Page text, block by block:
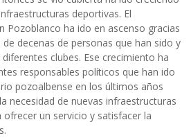
deportivas. El
Pozoblanco ha ido en ascenso gracias
decenas de personas que han sido y
clubes. Ese crecimiento ha
responsables políticos que han ido
pozoalbense en los últimos años
necesidad de nuevas infraestructuras
un servicio y satisfacer la